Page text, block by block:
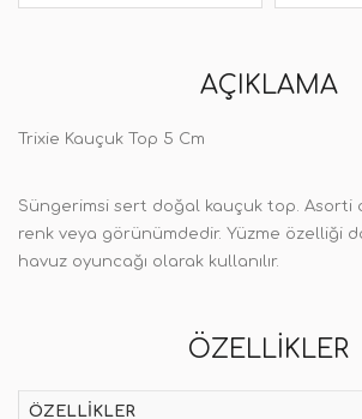
AÇIKLAMA
Trixie Kauçuk Top 5 Cm
Süngerimsi sert doğal kauçuk top. Asorti
renk veya görünümdedir. Yüzme özelliği
havuz oyuncağı olarak kullanılır.
ÖZELLIKLER
ÖZELLIKLER